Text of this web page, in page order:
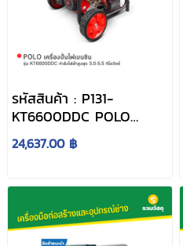
รหัสสินค้า : P131-
KT6600DDC POLO
เครื่องปั่นไฟเบนซิน รุ่น
KT6600DDC กำลังไฟฟ้า
24,637.00 ฿